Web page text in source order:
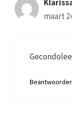
maart
Beantwoorden